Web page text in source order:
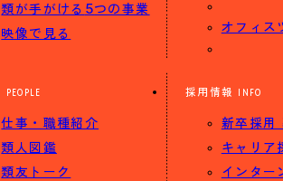
類が手がける 5つの事業
映像で見る
PEOPLE
仕事・職種紹介
類人図鑑
類友トーク
オフィス
採用情報 INFO
新卒採用
キャリア
インター